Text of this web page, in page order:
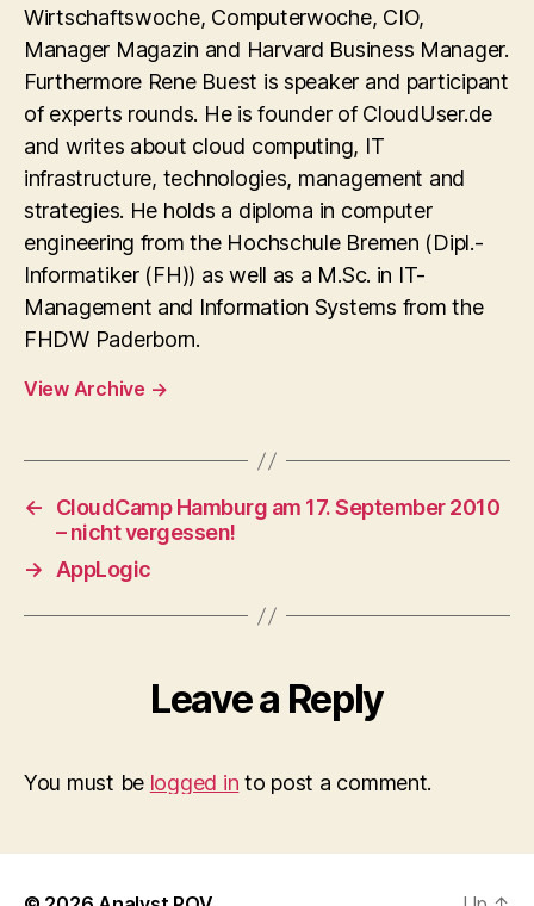
Wirtschaftswoche, Computerwoche, CIO,
Manager Magazin and Harvard Business Manager.
Furthermore Rene Buest is speaker and participant
of experts rounds. He is founder of CloudUser.de
and writes about cloud computing, IT
infrastructure, technologies, management and
strategies. He holds a diploma in computer
engineering from the Hochschule Bremen (Dipl.-
Informatiker (FH)) as well as a M.Sc. in IT-
Management and Information Systems from the
FHDW Paderborn.
View Archive →
←
CloudCamp Hamburg am 17. September 2010
– nicht vergessen!
→ AppLogic
Leave a Reply
You must be logged in to post a comment.